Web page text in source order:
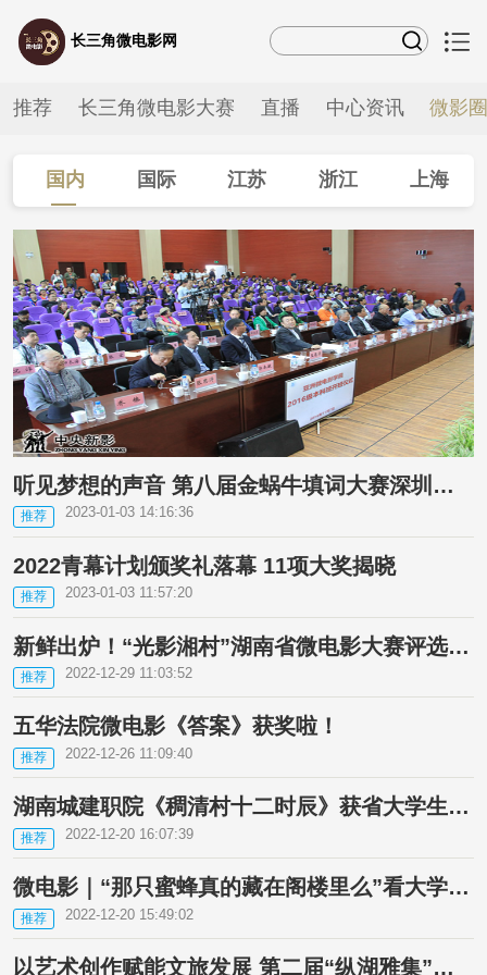
长三角微电影网
推荐 长三角微电影大赛 直播 中心资讯 微影
国内 国际 江苏 浙江 上海
安徽
听见梦想的声音 第八届金蜗牛填词大赛深圳落幕
2023-01-03 14:16:36
推荐
2022青幕计划颁奖礼落幕 11项大奖揭晓
2023-01-03 11:57:20
推荐
新鲜出炉！“光影湘村”湖南省微电影大赛评选结果公示！
2022-12-29 11:03:52
推荐
五华法院微电影《答案》获奖啦！
2022-12-26 11:09:40
推荐
湖南城建职院《稠清村十二时辰》获省大学生微电影短视频大赛一等奖
2022-12-20 16:07:39
推荐
微电影｜“那只蜜蜂真的藏在阁楼里么”看大学生原创悬疑剧情片刻画强势母亲的控制欲「全国大学生网络文化节获奖作品展映」
2022-12-20 15:49:02
推荐
以艺术创作赋能文旅发展 第二届“纵湖雅集”诗书画名家笔会举办